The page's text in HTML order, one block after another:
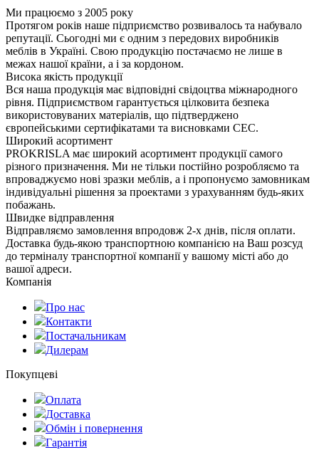
Ми працюємо з 2005 року
Протягом років наше підприємство розвивалось та набувало
репутації. Сьогодні ми є одним з передових виробників
меблів в Україні. Свою продукцію постачаємо не лише в
межах нашої країни, а і за кордоном.
Висока якість продукції
Вся наша продукція має відповідні свідоцтва міжнародного
рівня. Підприємством гарантується цілковита безпека
використовуваних матеріалів, що підтверджено
європейськими сертифікатами та висновками СЕС.
Широкий асортимент
PROKRISLA має широкий асортимент продукції самого
різного призначення. Ми не тільки постійно розробляємо та
впроваджуємо нові зразки меблів, а і пропонуємо замовникам
індивідуальні рішення за проектами з урахуванням будь-яких
побажань.
Швидке відправлення
Відправляємо замовлення впродовж 2-х днів, після оплати.
Доставка будь-якою транспортною компанією на Ваш розсуд
до терміналу транспортної компанії у вашому місті або до
вашої адреси.
Компанія
Про нас
Контакти
Постачальникам
Дилерам
Покупцеві
Оплата
Доставка
Обмін і повернення
Гарантія